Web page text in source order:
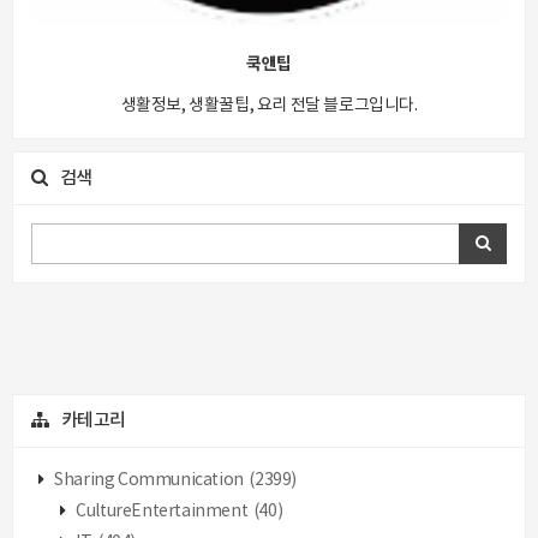
쿡앤팁
생활정보, 생활꿀팁, 요리 전달 블로그입니다.
검색
카테고리
Sharing Communication (2399)
CultureEntertainment (40)